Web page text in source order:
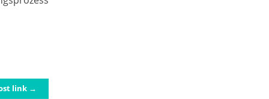
link →